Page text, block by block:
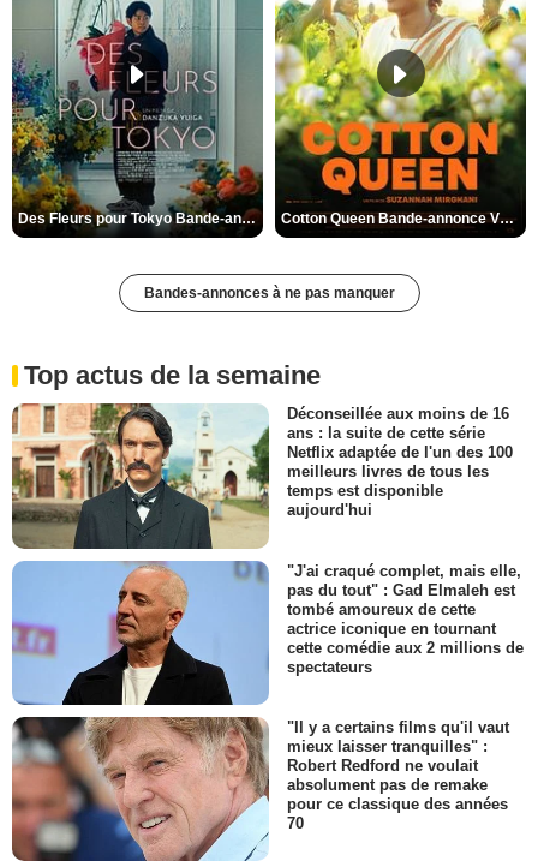
Des Fleurs pour Tokyo Bande-annonce VO STFR Cotton Queen Bande-annonce VO STFR
Bandes-annonces à ne pas manquer
Top actus de la semaine
Déconseillée aux moins de 16
ans : la suite de cette série
Netflix adaptée de l'un des 100
meilleurs livres de tous les
temps est disponible
aujourd'hui
"J'ai craqué complet, mais elle,
pas du tout" : Gad Elmaleh est
tombé amoureux de cette
actrice iconique en tournant
cette comédie aux 2 millions de
spectateurs
"Il y a certains films qu'il vaut
mieux laisser tranquilles" :
Robert Redford ne voulait
absolument pas de remake
pour ce classique des années
70